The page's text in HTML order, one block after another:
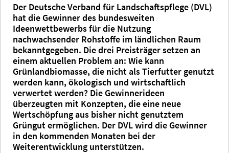
Der Deutsche Verband für Landschaftspflege (DVL)
hat die Gewinner des bundesweiten
Ideenwettbewerbs für die Nutzung
nachwachsender Rohstoffe im ländlichen Raum
bekanntgegeben. Die drei Preisträger setzen an
einem aktuellen Problem an: Wie kann
Grünlandbiomasse, die nicht als Tierfutter genutzt
werden kann, ökologisch und wirtschaftlich
verwertet werden? Die Gewinnerideen
überzeugten mit Konzepten, die eine neue
Wertschöpfung aus bisher nicht genutztem
Grüngut ermöglichen. Der DVL wird die Gewinner
in den kommenden Monaten bei der
Weiterentwicklung unterstützen.